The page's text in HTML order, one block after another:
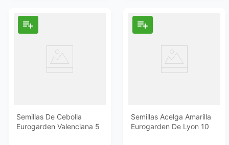
Semillas De Cebolla
Eurogarden Valenciana 5
Semillas Acelga Amarilla
Eurogarden De Lyon 10